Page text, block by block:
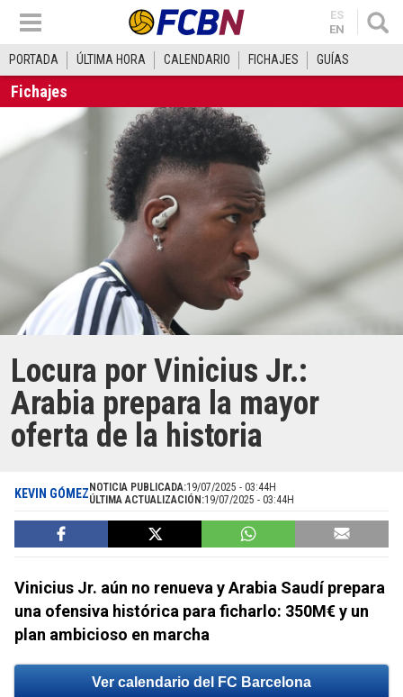
ES
EN
PORTADA ÚLTIMA HORA CALENDARIO FICHAJES GUÍAS
Fichajes
Locura por Vinicius Jr.:
Arabia prepara la mayor
oferta de la historia
KEVIN GÓMEZ NOTICIA PUBLICADA:19/07/2025 - 03:44H
ÚLTIMA ACTUALIZACIÓN:19/07/2025 - 03:44H
Vinicius Jr. aún no renueva y Arabia Saudí prepara
una ofensiva histórica para ficharlo: 350M€ y un
plan ambicioso en marcha
Ver calendario del FC Barcelona